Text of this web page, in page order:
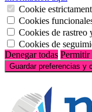
Cookie
Cookies
Cookies de rastreo
Cookies de
Denegar todas Permitir
Guardar preferencias y